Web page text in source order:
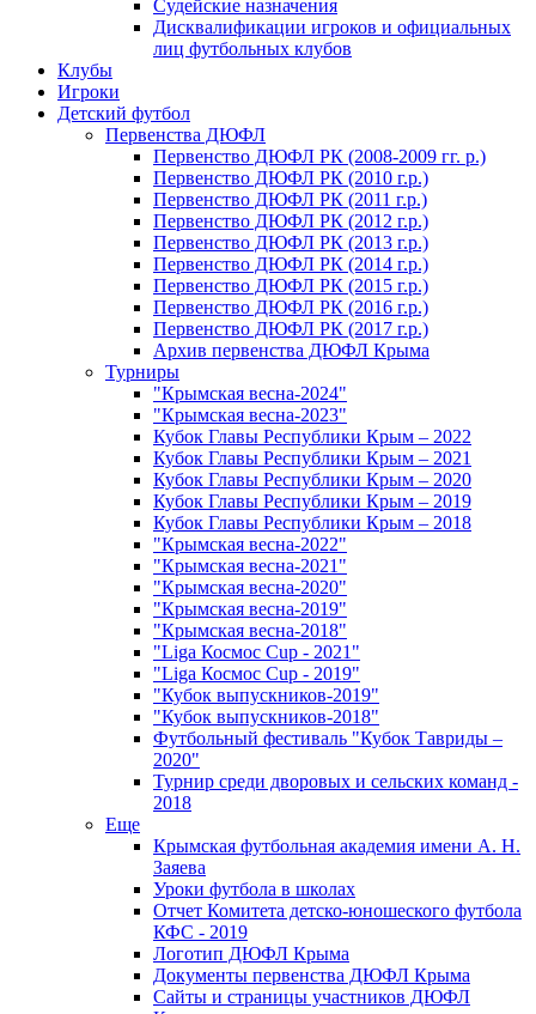
Судейские назначения
Дисквалификации игроков и официальных
лиц футбольных клубов
Клубы
Игроки
Детский футбол
Первенства ДЮФЛ
Первенство ДЮФЛ РК (2008-2009 гг. р.)
Первенство ДЮФЛ РК (2010 г.р.)
Первенство ДЮФЛ РК (2011 г.р.)
Первенство ДЮФЛ РК (2012 г.р.)
Первенство ДЮФЛ РК (2013 г.р.)
Первенство ДЮФЛ РК (2014 г.р.)
Первенство ДЮФЛ РК (2015 г.р.)
Первенство ДЮФЛ РК (2016 г.р.)
Первенство ДЮФЛ РК (2017 г.р.)
Архив первенства ДЮФЛ Крыма
Турниры
"Крымская весна-2024"
"Крымская весна-2023"
Кубок Главы Республики Крым – 2022
Кубок Главы Республики Крым – 2021
Кубок Главы Республики Крым – 2020
Кубок Главы Республики Крым – 2019
Кубок Главы Республики Крым – 2018
"Крымская весна-2022"
"Крымская весна-2021"
"Крымская весна-2020"
"Крымская весна-2019"
"Крымская весна-2018"
"Liga Космос Cup - 2021"
"Liga Космос Cup - 2019"
"Кубок выпускников-2019"
"Кубок выпускников-2018"
Футбольный фестиваль "Кубок Тавриды –
2020"
Турнир среди дворовых и сельских команд -
2018
Еще
Крымская футбольная академия имени А. Н.
Заяева
Уроки футбола в школах
Отчет Комитета детско-юношеского футбола
КФС - 2019
Логотип ДЮФЛ Крыма
Документы первенства ДЮФЛ Крыма
Сайты и страницы участников ДЮФЛ